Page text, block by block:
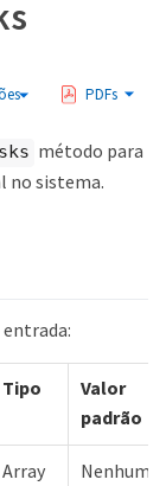
PDFs
método para
no sistema.
Tipo
Valor
padrão
Array
Nenhum